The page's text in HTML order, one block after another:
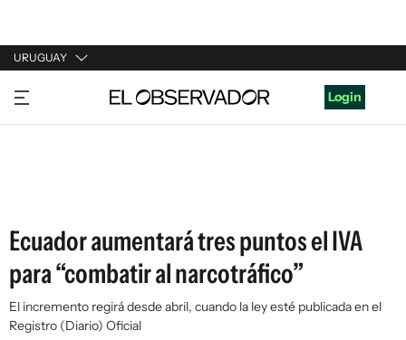
URUGUAY
URUGUAY
ARGENTINA
Login
Ecuador aumentará tres puntos el IVA
para “combatir al narcotráfico”
El incremento regirá desde abril, cuando la ley esté publicada en el
Registro (Diario) Oficial